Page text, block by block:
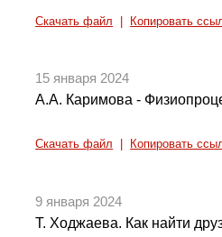
Скачать файл Копировать
15 января 2024
А.А. Каримова -
Скачать файл Копировать
9 января 2024
Т. Ходжаева. Как найти